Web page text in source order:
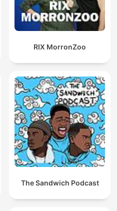
RIX MorronZoo
The Sandwich Podcast